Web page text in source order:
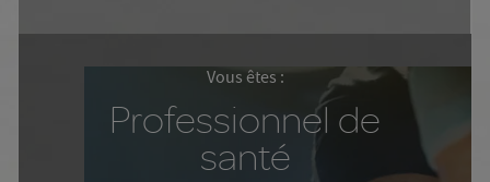
Vous êtes :
Professionnel de
santé